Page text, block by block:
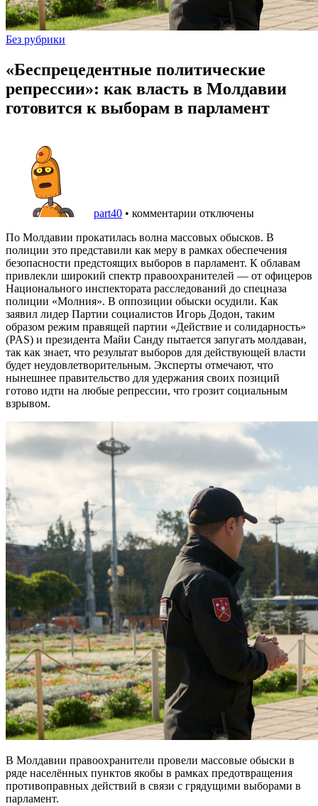
Без рубрики
«Беспрецедентные политические
репрессии»: как власть в Молдавии
готовится к выборам в парламент
part40 • комментарии отключены
По Молдавии прокатилась волна массовых обысков. В
полиции это представили как меру в рамках обеспечения
безопасности предстоящих выборов в парламент. К облавам
привлекли широкий спектр правоохранителей — от офицеров
Национального инспектората расследований до спецназа
полиции «Молния». В оппозиции обыски осудили. Как
заявил лидер Партии социалистов Игорь Додон, таким
образом режим правящей партии «Действие и солидарность»
(PAS) и президента Майи Санду пытается запугать молдаван,
так как знает, что результат выборов для действующей власти
будет неудовлетворительным. Эксперты отмечают, что
нынешнее правительство для удержания своих позиций
готово идти на любые репрессии, что грозит социальным
взрывом.
В Молдавии правоохранители провели массовые обыски в
ряде населённых пунктов якобы в рамках предотвращения
противоправных действий в связи с грядущими выборами в
парламент.